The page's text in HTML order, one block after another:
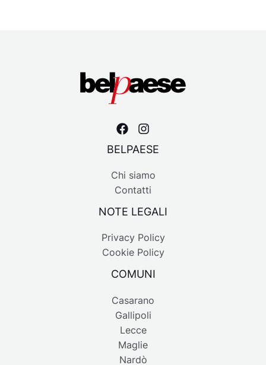
BELPAESE
Chi siamo
Contatti
NOTE LEGALI
Privacy Policy
Cookie Policy
COMUNI
Casarano
Gallipoli
Lecce
Maglie
Nardò